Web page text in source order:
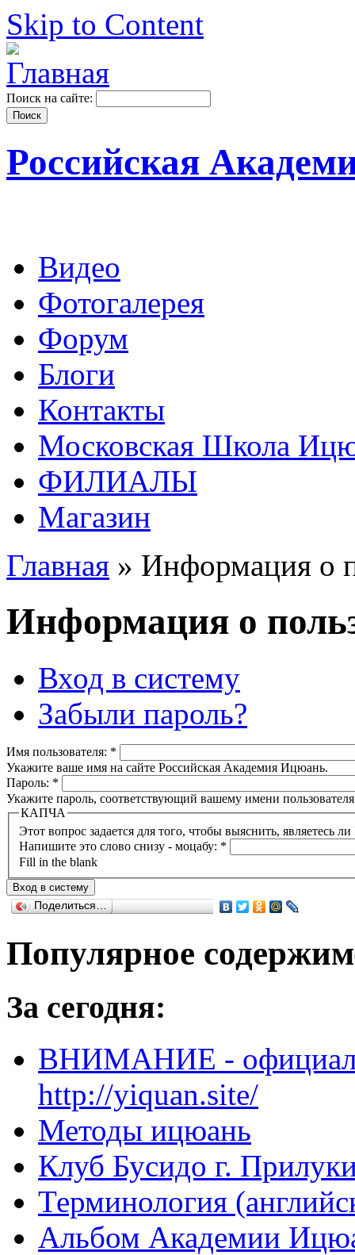
Skip to Content
Поиск на сайте:
Российская
Видео
Фотогалерея
Форум
Блоги
Контакты
Московская Школа
ФИЛИАЛЫ
Магазин
Главная » Информация о
Информация о
Вход в систему
Забыли пароль?
Имя пользователя: *
Укажите ваше имя на сайте Российская Академия Ицюань.
Пароль: *
Укажите пароль, соответствующий вашему имени
КАПЧА
Напишите это слово снизу - моцабу: *
Fill in the blank
Поделиться…
Популярное
За сегодня:
ВНИМАНИЕ -
http://yiquan.site/
Методы ицюань
Клуб Бусидо г.
Терминология
Альбом Академии